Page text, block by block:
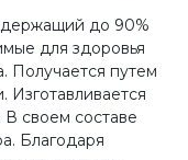
до 90%
для здоровья
Получается путем
В своем составе
Благодаря